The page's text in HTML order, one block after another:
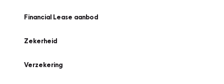
Financial Lease aanbod
Zekerheid
Verzekering